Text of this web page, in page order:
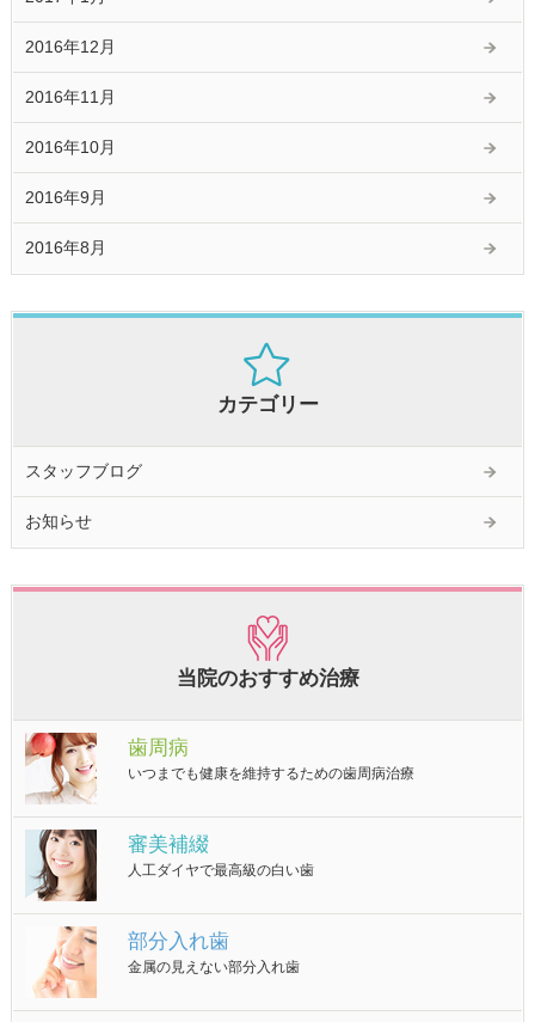
2016年12月
2016年11月
2016年10月
2016年9月
2016年8月
カテゴリー
スタッフブログ
お知らせ
当院のおすすめ治療
歯周病
いつまでも健康を維持するための歯周病治療
審美補綴
人工ダイヤで最高級の白い歯
部分入れ歯
金属の見えない部分入れ歯